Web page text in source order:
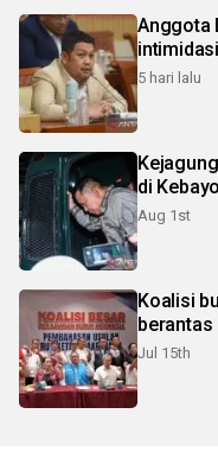
Anggota
5 hari lalu
di
Aug 1st
Koalisi
Jul 15th